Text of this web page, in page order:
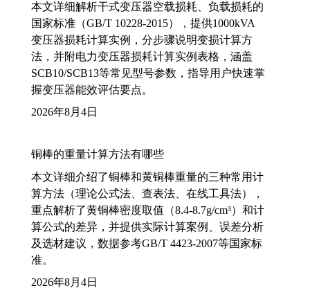
本文详细解析干式变压器空载损耗、负载损耗的
国家标准（GB/T 10228-2015），提供1000kVA
变压器损耗计算实例，分步骤说明变损计算方
法，并附电力变压器损耗计算实例表格，涵盖
SCB10/SCB13等常见型号参数，指导用户快速掌
握变压器能效评估要点。
2026年8月4日
铜棒的重量计算方法有哪些
本文详细介绍了铜棒和黄铜棒重量的三种常用计
算方法（理论公式法、查表法、在线工具法），
重点解析了黄铜棒密度取值（8.4-8.7g/cm³）和计
算公式的差异，并提供实际计算案例、误差分析
及选材建议，数据参考GB/T 4423-2007等国家标
准。
2026年8月4日